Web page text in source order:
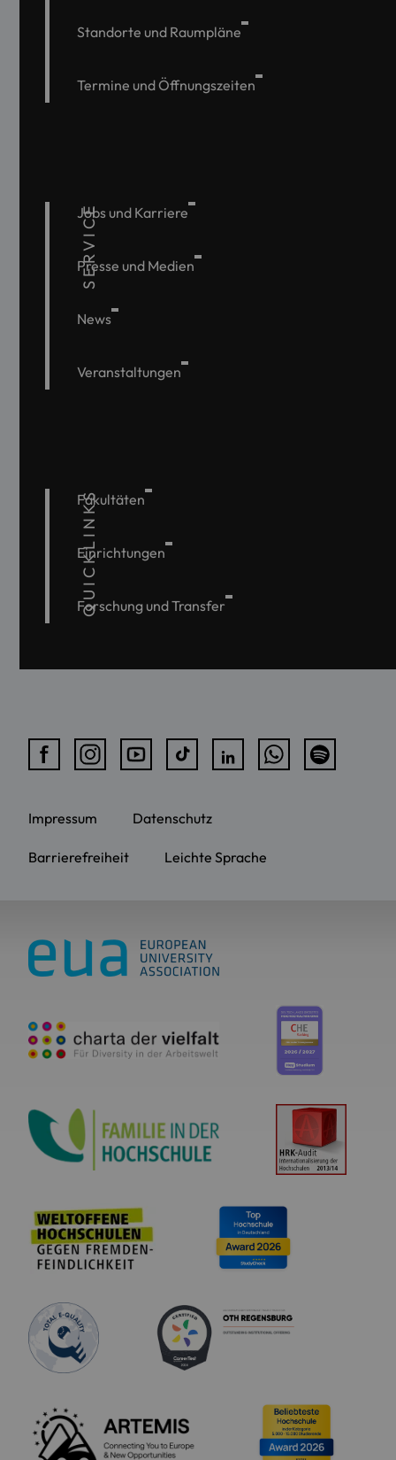
Standorte und Raumpläne
Termine und Öffnungszeiten
SERVICE
Jobs und Karriere
Presse und Medien
News
Veranstaltungen
QUICKLINKS
Fakultäten
Einrichtungen
Forschung und Transfer
Impressum Datenschutz
Barrierefreiheit Leichte Sprache